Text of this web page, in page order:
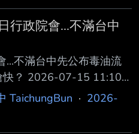
把機車專用切一個動讓
織MAX
行政院會...不滿台中
...不滿台中先公布毒油流
快？ 2026-07-15 11:10
即時報導 致癌油事件延
論問題油品相關議題，
TaichungBun · 2026-